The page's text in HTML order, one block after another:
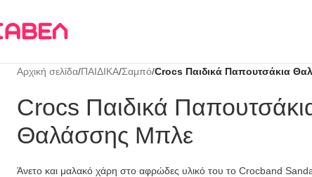
Αρχική σελίδα/ΠΑΙΔΙΚΑ/Σαμπό/Crocs Παιδικά Παπουτσάκια
Crocs Παιδικά
Θαλάσσης Μπλε
Άνετο και μαλακό χάρη στο αφρώδες υλικό του το Crocband Sandal